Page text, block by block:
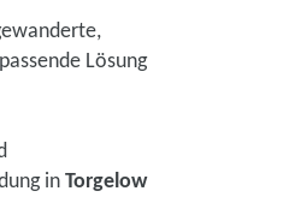
Lösung
in Torgelow